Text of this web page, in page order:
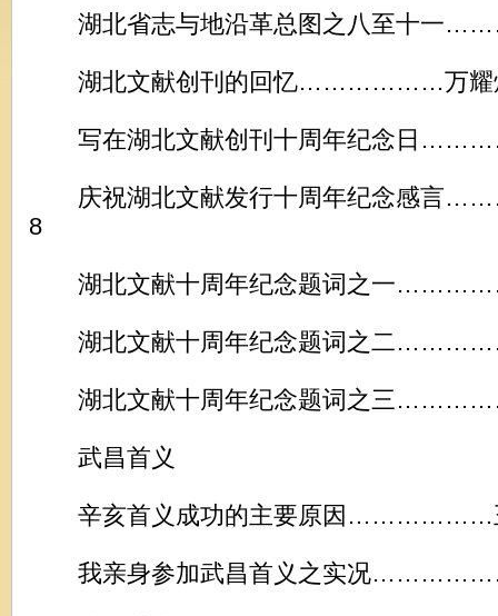
湖北省志与地沿革总图之八至十一
湖北文献创刊的回忆………………万
写在湖北文献创刊十周年纪念日
庆祝湖北文献发行十周年纪念感
8
湖北文献十周年纪念题词之一
湖北文献十周年纪念题词之二
湖北文献十周年纪念题词之三
武昌首义
辛亥首义成功的主要原因………………
我亲身参加武昌首义之实况